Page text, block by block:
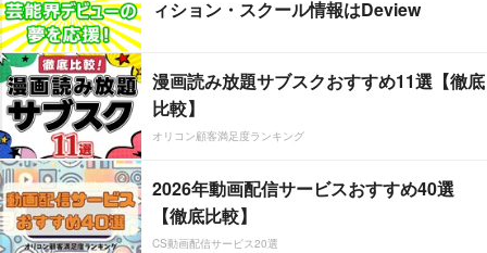
ィション・スクール情報はDeview
漫画読み放題サブスクおすすめ11選【徹底
比較】
オリコン顧客満足度ランキング
2026年動画配信サービスおすすめ40選
【徹底比較】
CS動画配信サービス20選